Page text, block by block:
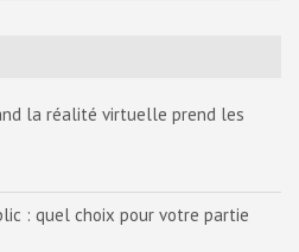
la réalité virtuelle prend les
: quel choix pour votre partie